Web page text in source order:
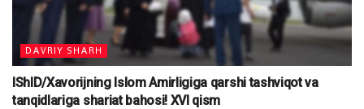
DAVRIY SHARH
IShID/Xavorijning Islom Amirligiga qarshi tashviqot va
tanqidlariga shariat bahosi! XVI qism